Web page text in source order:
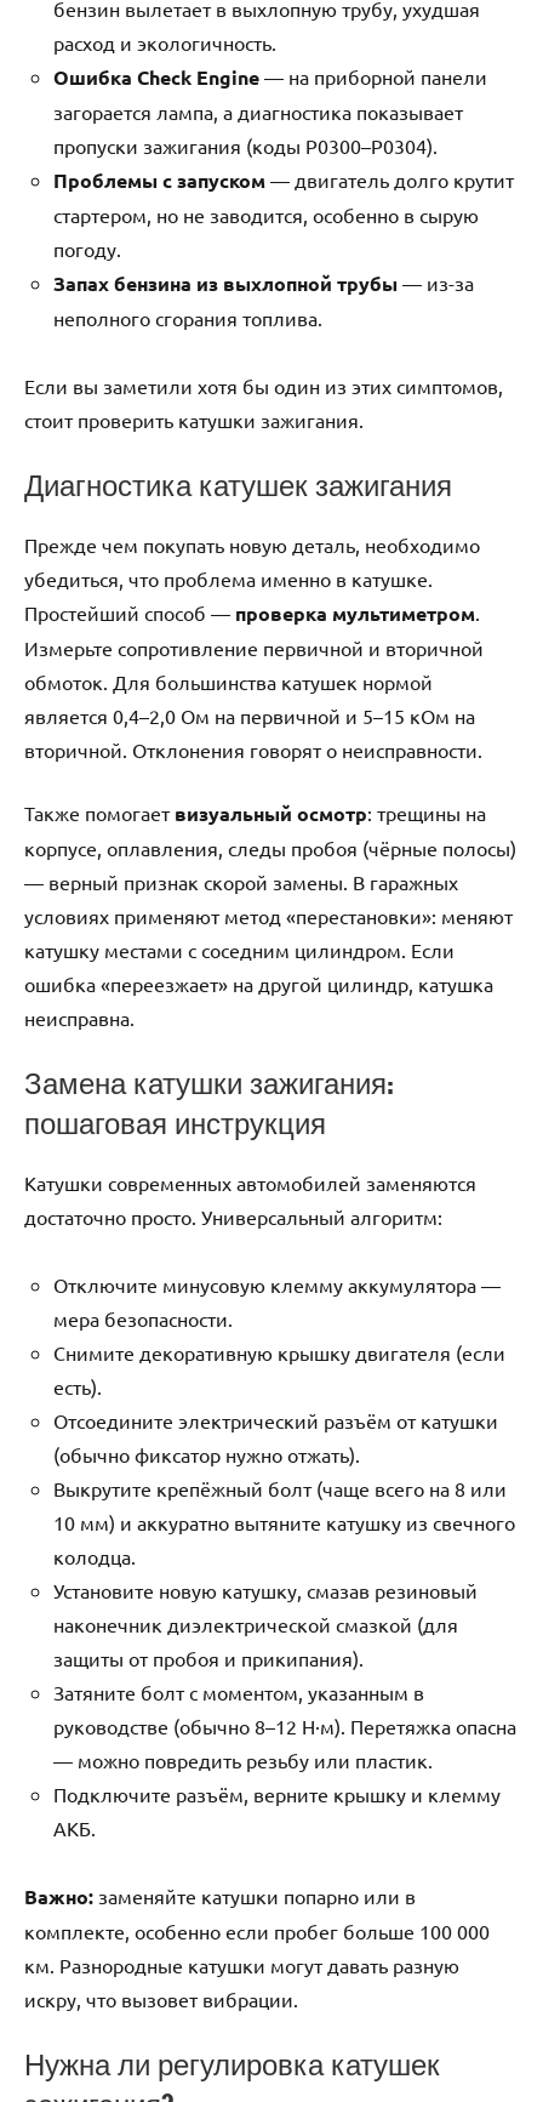
бензин вылетает в выхлопную трубу, ухудшая
расход и экологичность.
Ошибка Check Engine — на приборной панели
загорается лампа, а диагностика показывает
пропуски зажигания (коды P0300–P0304).
Проблемы с запуском — двигатель долго крутит
стартером, но не заводится, особенно в сырую
погоду.
Запах бензина из выхлопной трубы — из-за
неполного сгорания топлива.
Если вы заметили хотя бы один из этих симптомов,
стоит проверить катушки зажигания.
Диагностика катушек зажигания
Прежде чем покупать новую деталь, необходимо
убедиться, что проблема именно в катушке.
Простейший способ — проверка мультиметром.
Измерьте сопротивление первичной и вторичной
обмоток. Для большинства катушек нормой
является 0,4–2,0 Ом на первичной и 5–15 кОм на
вторичной. Отклонения говорят о неисправности.
Также помогает визуальный осмотр: трещины на
корпусе, оплавления, следы пробоя (чёрные полосы)
— верный признак скорой замены. В гаражных
условиях применяют метод «перестановки»: меняют
катушку местами с соседним цилиндром. Если
ошибка «переезжает» на другой цилиндр, катушка
неисправна.
Замена катушки зажигания:
пошаговая инструкция
Катушки современных автомобилей заменяются
достаточно просто. Универсальный алгоритм:
Отключите минусовую клемму аккумулятора —
мера безопасности.
Снимите декоративную крышку двигателя (если
есть).
Отсоедините электрический разъём от катушки
(обычно фиксатор нужно отжать).
Выкрутите крепёжный болт (чаще всего на 8 или
10 мм) и аккуратно вытяните катушку из свечного
колодца.
Установите новую катушку, смазав резиновый
наконечник диэлектрической смазкой (для
защиты от пробоя и прикипания).
Затяните болт с моментом, указанным в
руководстве (обычно 8–12 Н·м). Перетяжка опасна
— можно повредить резьбу или пластик.
Подключите разъём, верните крышку и клемму
АКБ.
Важно: заменяйте катушки попарно или в
комплекте, особенно если пробег больше 100 000
км. Разнородные катушки могут давать разную
искру, что вызовет вибрации.
Нужна ли регулировка катушек